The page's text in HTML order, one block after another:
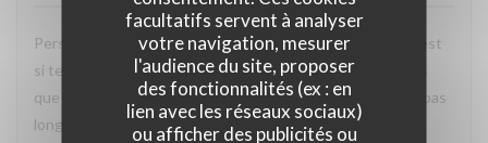
facultatifs servent à analyser
votre navigation, mesurer
l'audience du site, proposer
des fonctionnalités (ex : en
lien avec les réseaux sociaux)
ou afficher des publicités ou
Personnel très agréable et à l'écoute du client. La viande est
si tendre et tous les accompagnements sont exquis ! Plus
que ravis de votre restaurant et nous y reviendrons dans pas
longtemps.